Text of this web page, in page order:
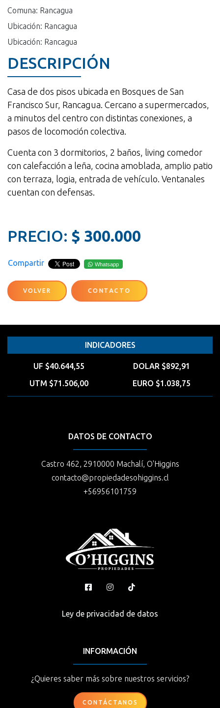
Comuna: Rancagua
Ubicación: Rancagua
Ubicación: Rancagua
DESCRIPCIÓN
Casa de dos pisos ubicada en Bosques de San
Francisco Sur, Rancagua. Cercano a supermercados,
a minutos del centro con distintas conexiones, a
pasos de locomoción colectiva.
Cuenta con 3 dormitorios, 2 baños, living comedor
con calefacción a leña, cocina amoblada, amplio patio
con terraza, logia, entrada de vehículo. Ventanales
cuentan con defensas.
PRECIO: $ 300.000
Compartir Whatsapp
VOLVER CONTACTO
INDICADORES
UF $40.644,55
DOLAR $892,91
UTM $71.506,00
EURO $1.038,75
DATOS DE CONTACTO
Castro 462, 2910000 Machalí, O'Higgins
contacto@propiedadesohiggins.cl
+56956101759
Ley de privacidad de datos
INFORMACIÓN
¿Quieres saber más sobre nuestros servicios?
CONTÁCTANOS